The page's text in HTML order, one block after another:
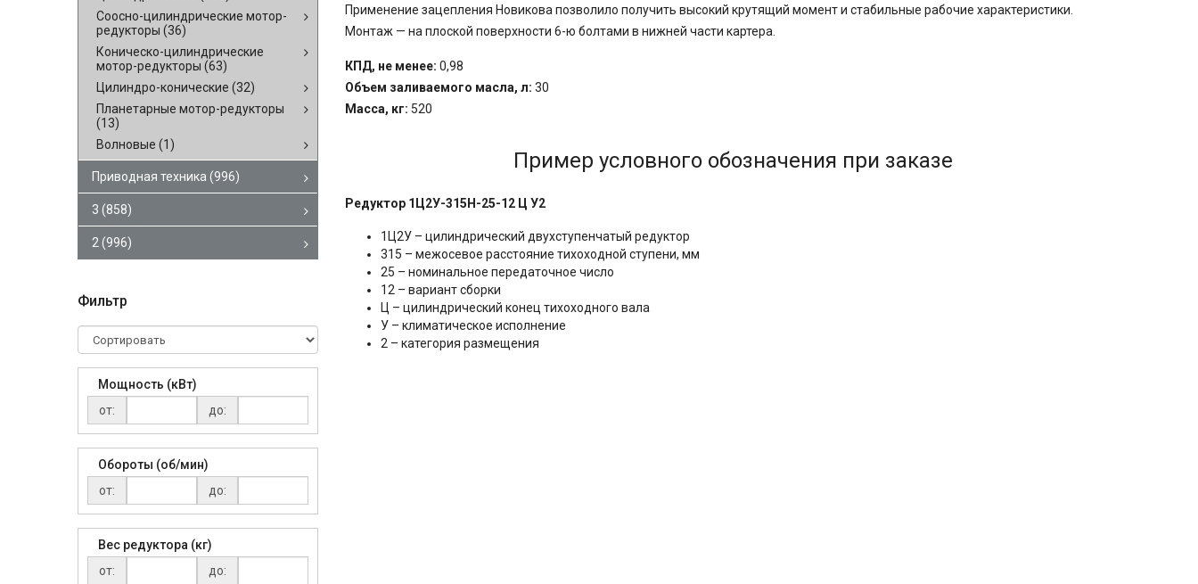
Соосно-цилиндрические мотор-
редукторы (36)
Коническо-цилиндрические
мотор-редукторы (63)
Цилиндро-конические (32)
Планетарные мотор-редукторы
(13)
Волновые (1)
Приводная техника (996)
3 (858)
2 (996)
Фильтр
Мощность (кВт)
от:
до:
Обороты (об/мин)
от:
до:
Вес редуктора (кг)
от:
до:
Применение зацепления Новикова позволило получить высокий крутящий момент и стабильные рабочие характеристики.
Монтаж — на плоской поверхности 6-ю болтами в нижней части картера.
КПД, не менее: 0,98
Объем заливаемого масла, л: 30
Масса, кг: 520
Пример условного обозначения при заказе
Редуктор 1Ц2У-315Н-25-12 Ц У2
1Ц2У – цилиндрический двухступенчатый редуктор
315 – межосевое расстояние тихоходной ступени, мм
25 – номинальное передаточное число
12 – вариант сборки
Ц – цилиндрический конец тихоходного вала
У – климатическое исполнение
2 – категория размещения